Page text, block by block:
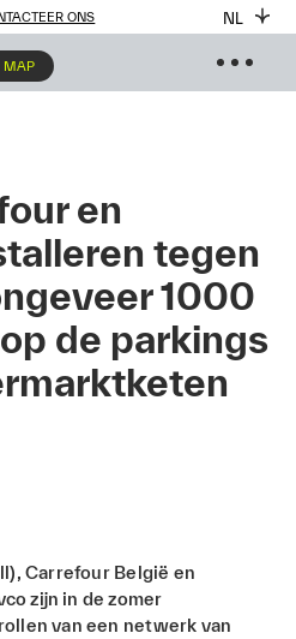
ONS NL
MAP
en
tegen
1000
de parkings
Carrefour België en
zijn in de zomer
van een netwerk van